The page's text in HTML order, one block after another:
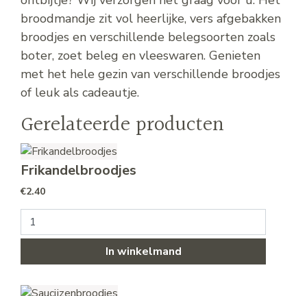
broodmandje zit vol heerlijke, vers afgebakken
broodjes en verschillende belegsoorten zoals
boter, zoet beleg en vleeswaren. Genieten
met het hele gezin van verschillende broodjes
of leuk als cadeautje.
Gerelateerde producten
Frikandelbroodjes
€2.40
Frikandelbroodjes aantal
In winkelmand